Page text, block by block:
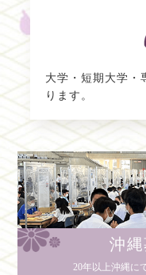
大学・短期大学・
ります。
沖
20年以上沖縄に